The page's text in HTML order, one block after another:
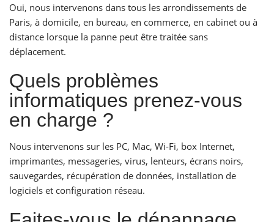
Oui, nous intervenons dans tous les arrondissements de
Paris, à domicile, en bureau, en commerce, en cabinet ou à
distance lorsque la panne peut être traitée sans
déplacement.
Quels problèmes
informatiques prenez-vous
en charge ?
Nous intervenons sur les PC, Mac, Wi-Fi, box Internet,
imprimantes, messageries, virus, lenteurs, écrans noirs,
sauvegardes, récupération de données, installation de
logiciels et configuration réseau.